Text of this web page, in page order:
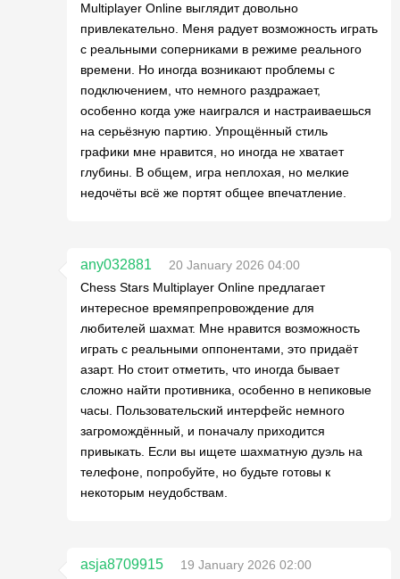
Multiplayer Online выглядит довольно
привлекательно. Меня радует возможность играть
с реальными соперниками в режиме реального
времени. Но иногда возникают проблемы с
подключением, что немного раздражает,
особенно когда уже наигрался и настраиваешься
на серьёзную партию. Упрощённый стиль
графики мне нравится, но иногда не хватает
глубины. В общем, игра неплохая, но мелкие
недочёты всё же портят общее впечатление.
any032881
20 January 2026 04:00
Chess Stars Multiplayer Online предлагает
интересное времяпрепровождение для
любителей шахмат. Мне нравится возможность
играть с реальными оппонентами, это придаёт
азарт. Но стоит отметить, что иногда бывает
сложно найти противника, особенно в непиковые
часы. Пользовательский интерфейс немного
загромождённый, и поначалу приходится
привыкать. Если вы ищете шахматную дуэль на
телефоне, попробуйте, но будьте готовы к
некоторым неудобствам.
asja8709915
19 January 2026 02:00